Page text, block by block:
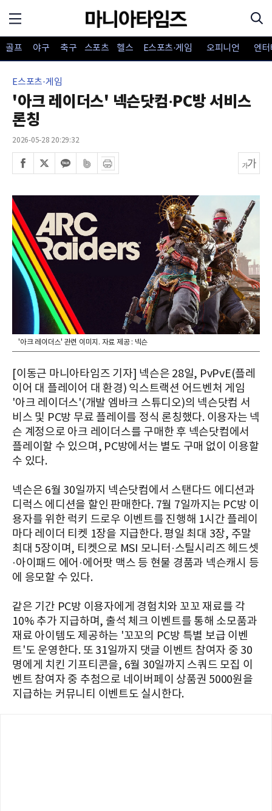
골프 야구 축구 스포츠 헬스 E스포츠·게임 오피니언 엔
E스포츠·게임
'아크 레이더스' 넥슨닷컴·PC방 서비스
론칭
2026-05-28 20:29:32
'아크 레이더스' 관련 이미지. 자료 제공 : 넥슨
[이동근 마니아타임즈 기자] 넥슨은 28일, PvPvE(플레
이어 대 플레이어 대 환경) 익스트랙션 어드벤처 게임
'아크 레이더스'(개발 엠바크 스튜디오)의 넥슨닷컴 서
비스 및 PC방 무료 플레이를 정식 론칭했다. 이용자는 넥
슨 계정으로 아크 레이더스를 구매한 후 넥슨닷컴에서
플레이할 수 있으며, PC방에서는 별도 구매 없이 이용할
수 있다.
넥슨은 6월 30일까지 넥슨닷컴에서 스탠다드 에디션과
디럭스 에디션을 할인 판매한다. 7월 7일까지는 PC방 이
용자를 위한 럭키 드로우 이벤트를 진행해 1시간 플레이
마다 레이더 티켓 1장을 지급한다. 평일 최대 3장, 주말
최대 5장이며, 티켓으로 MSI 모니터·스틸시리즈 헤드셋
·아이패드 에어·에어팟 맥스 등 현물 경품과 넥슨캐시 등
에 응모할 수 있다.
같은 기간 PC방 이용자에게 경험치와 꼬꼬 재료를 각
10% 추가 지급하며, 출석 체크 이벤트를 통해 소모품과
재료 아이템도 제공하는 '꼬꼬의 PC방 특별 보급 이벤
트'도 운영한다. 또 31일까지 댓글 이벤트 참여자 중 30
명에게 치킨 기프티콘을, 6월 30일까지 스쿼드 모집 이
벤트 참여자 중 추첨으로 네이버페이 상품권 5000원을
지급하는 커뮤니티 이벤트도 실시한다.